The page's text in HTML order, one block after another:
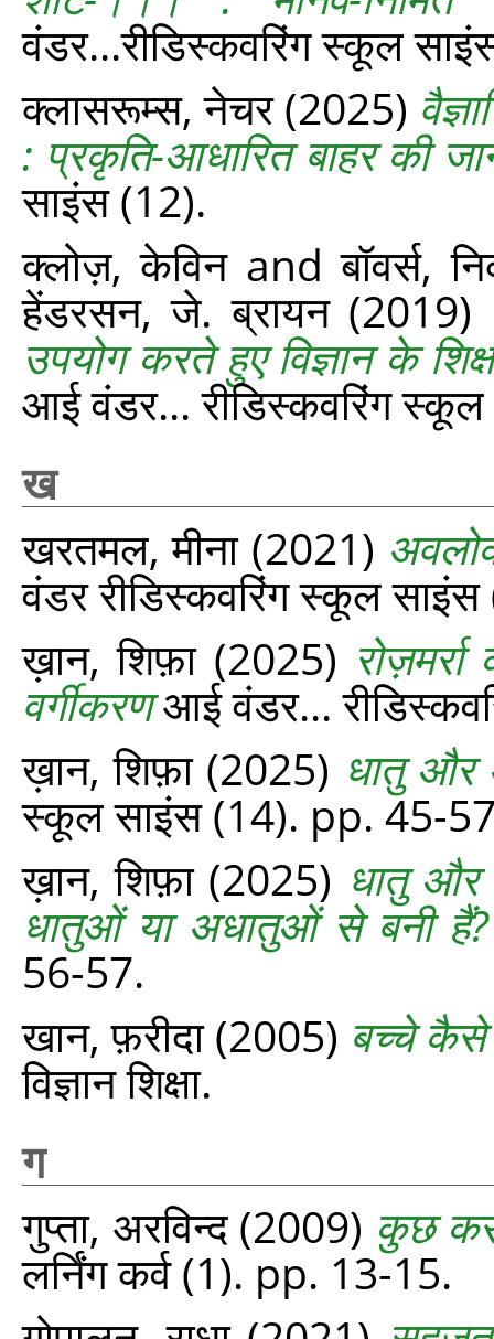
वंडर...रीडिस्‍कवरिंग स्‍कूल
क्लासरूम्‍स, नेचर(2025)
: प्रकृति-आधारित बाहर की
साइंस (12).
क्लोज़, केविनandबॉवर्स,
हेंडरसन, जे. ब्रायन(2019)
उपयोग करते हुए विज्ञान के
आई वंडर... रीडिस्‍कवरिंग
ख
खरतमल, मीना(2021)
वंडर रीडिस्‍कवरिंग स्‍कूल
ख़ान, शिफ़ा(2025)
वर्गीकरणआई वंडर...
ख़ान, शिफ़ा(2025) धातु और
स्‍कूल साइंस (14). pp. 45-
ख़ान, शिफ़ा(2025) धातु और
धातुओं या अधातुओं से बनी हैं?
56-57.
खान, फ़रीदा(2005) बच्चे कैसे
विज्ञान शिक्षा.
ग
गुप्ता, अरविन्द(2009) कुछ
लर्निंग कर्व (1). pp. 13-15.